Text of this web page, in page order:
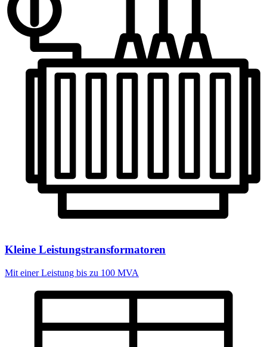
Kleine Leistungstransformatoren
Mit einer Leistung bis zu 100 MVA